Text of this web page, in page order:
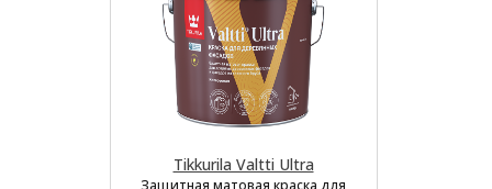
Tikkurila Valtti Ultra